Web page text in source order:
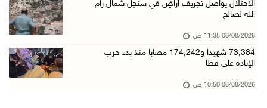
تقرير: خطاب الكراهية والتحريض يتصاعد في أوساط ...
08/آب/2026 09:38 ص
3 إصابات برصاص الاحتلال شمال خان يونس
الاحتلال يواصل تجريف أراضٍ في سنجل شمال رام
الله لصالح
08/08/2026 11:35 ص
73,384 شهيدا و174,242 مصابا منذ بدء حرب
الإبادة على قطا
08/08/2026 10:50 ص